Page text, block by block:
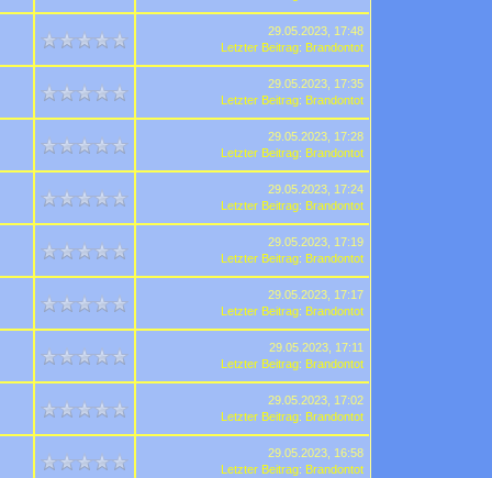
29.05.2023, 17:48
Letzter Beitrag:Brandontot
29.05.2023, 17:35
Letzter Beitrag:Brandontot
29.05.2023, 17:28
Letzter Beitrag:Brandontot
29.05.2023, 17:24
Letzter Beitrag:Brandontot
29.05.2023, 17:19
Letzter Beitrag:Brandontot
29.05.2023, 17:17
Letzter Beitrag:Brandontot
29.05.2023, 17:11
Letzter Beitrag:Brandontot
29.05.2023, 17:02
Letzter Beitrag:Brandontot
29.05.2023, 16:58
Letzter Beitrag:Brandontot